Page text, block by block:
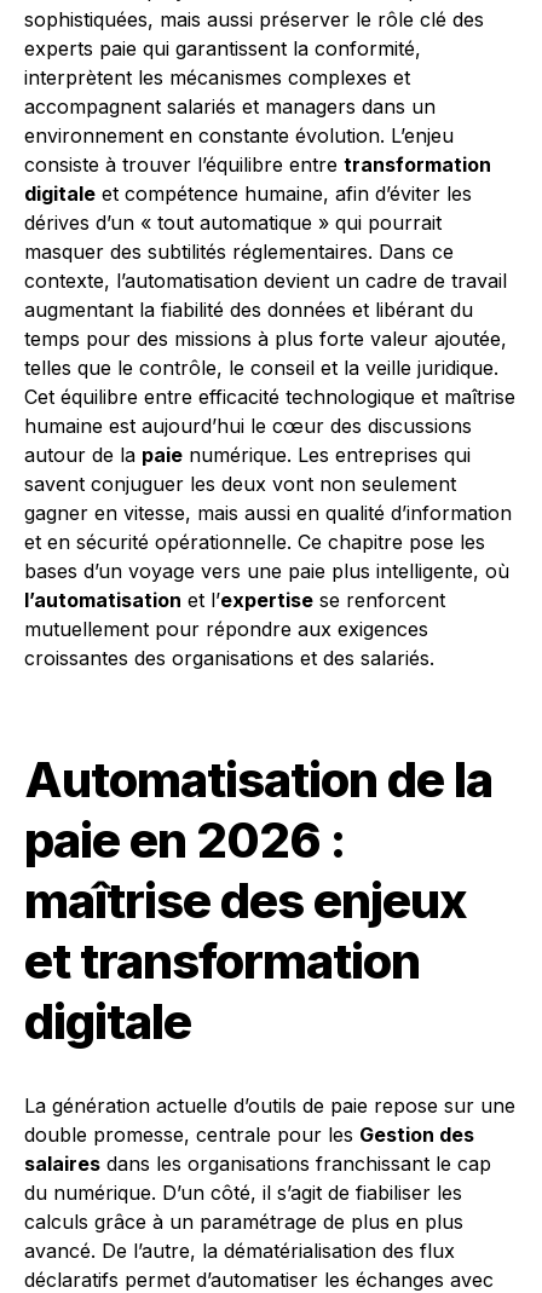
sophistiquées, mais aussi préserver le rôle clé des
experts paie qui garantissent la conformité,
interprètent les mécanismes complexes et
accompagnent salariés et managers dans un
environnement en constante évolution. L’enjeu
consiste à trouver l’équilibre entre transformation
digitale et compétence humaine, afin d’éviter les
dérives d’un « tout automatique » qui pourrait
masquer des subtilités réglementaires. Dans ce
contexte, l’automatisation devient un cadre de travail
augmentant la fiabilité des données et libérant du
temps pour des missions à plus forte valeur ajoutée,
telles que le contrôle, le conseil et la veille juridique.
Cet équilibre entre efficacité technologique et maîtrise
humaine est aujourd’hui le cœur des discussions
autour de la paie numérique. Les entreprises qui
savent conjuguer les deux vont non seulement
gagner en vitesse, mais aussi en qualité d’information
et en sécurité opérationnelle. Ce chapitre pose les
bases d’un voyage vers une paie plus intelligente, où
l’automatisation et l’expertise se renforcent
mutuellement pour répondre aux exigences
croissantes des organisations et des salariés.
Automatisation de la
paie en 2026 :
maîtrise des enjeux
et transformation
digitale
La génération actuelle d’outils de paie repose sur une
double promesse, centrale pour les Gestion des
salaires dans les organisations franchissant le cap
du numérique. D’un côté, il s’agit de fiabiliser les
calculs grâce à un paramétrage de plus en plus
avancé. De l’autre, la dématérialisation des flux
déclaratifs permet d’automatiser les échanges avec